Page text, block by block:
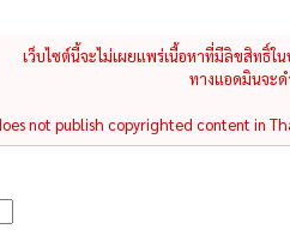
เว็บไซต์นี้จะไม่เผยแพร่เนื้อหาที่มีลิขสิทธิ์ใ
ทางแอดมินจะ
not publish copyrighted content in